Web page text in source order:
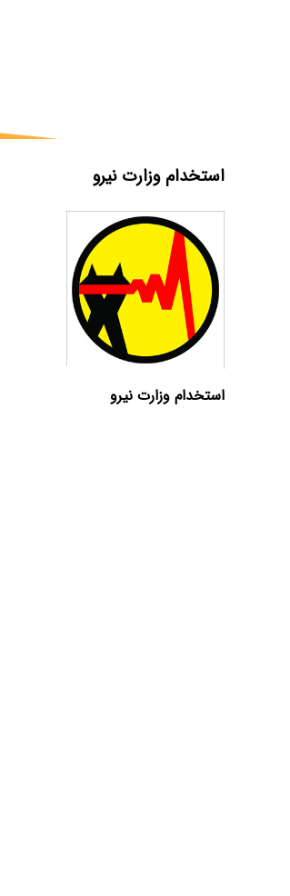
استخدام وزارت نیرو
استخدام وزارت نیرو